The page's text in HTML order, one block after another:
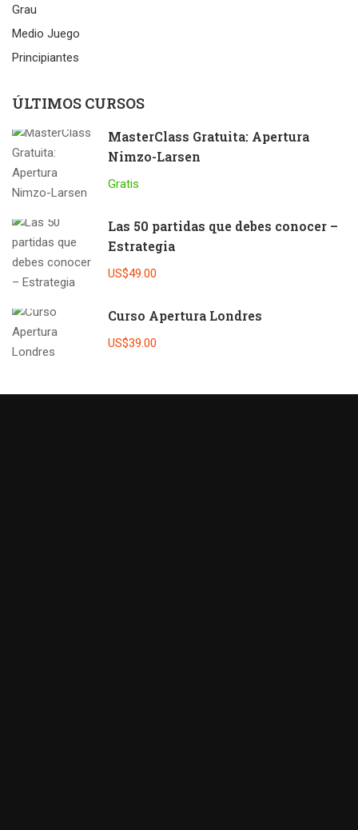
Grau
Medio Juego
Principiantes
ÚLTIMOS CURSOS
MasterClass Gratuita: Apertura
Nimzo-Larsen
Gratis
Las 50 partidas que debes conocer –
Estrategia
US$49.00
Curso Apertura Londres
US$39.00